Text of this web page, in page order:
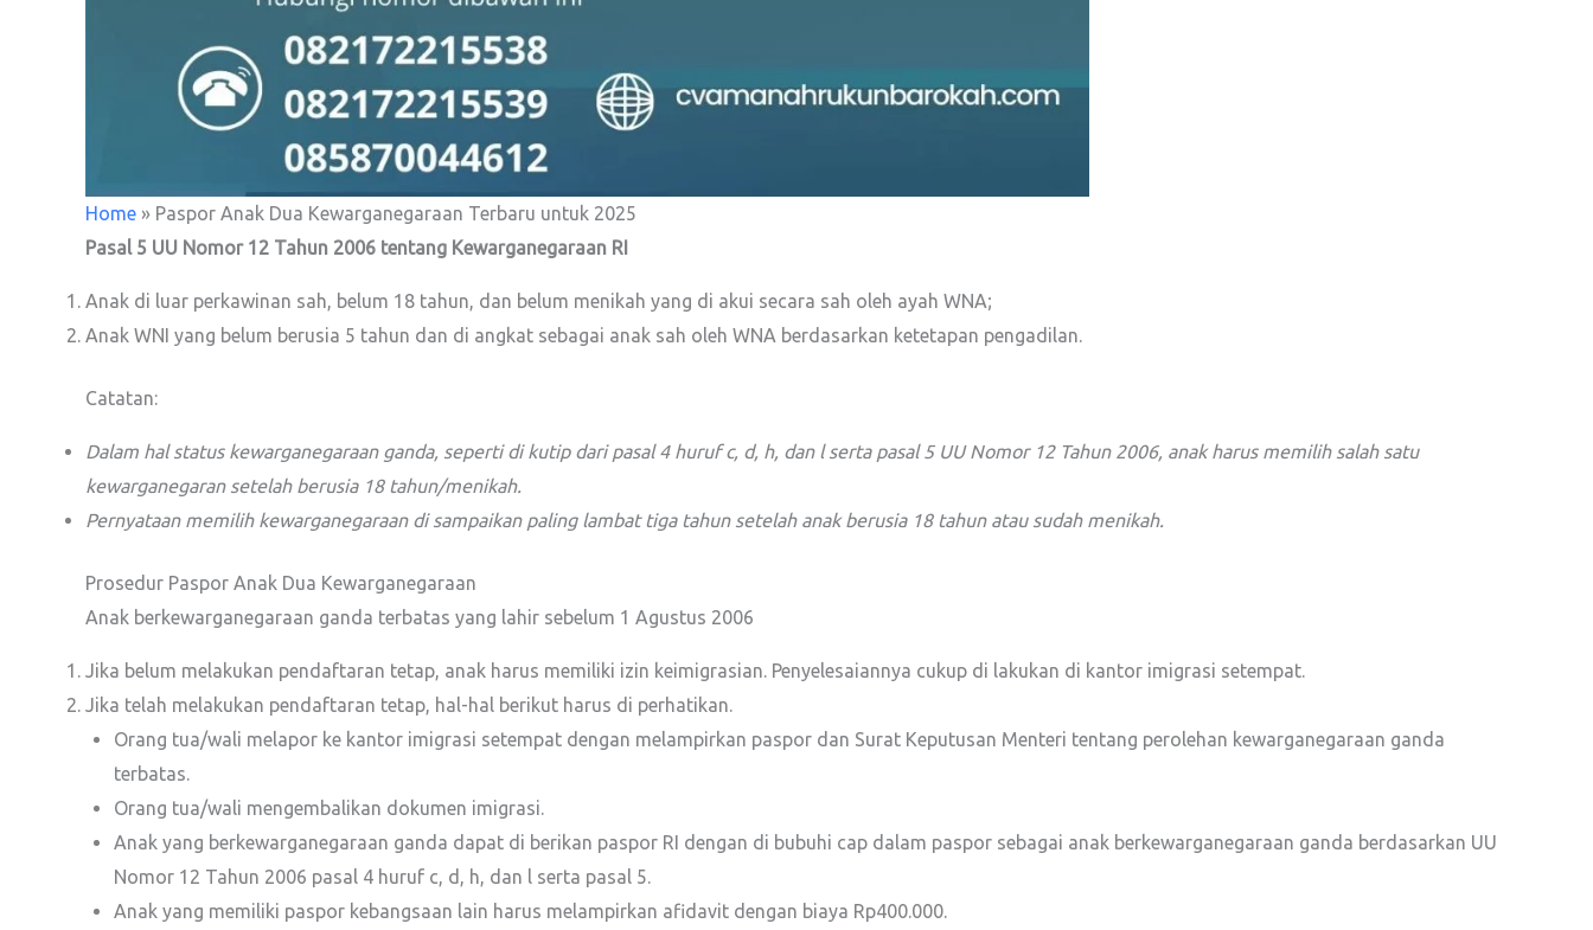
Home » Paspor Anak Dua Kewarganegaraan Terbaru untuk 2025
Pasal 5 UU Nomor 12 Tahun 2006 tentang Kewarganegaraan RI
Anak di luar perkawinan sah, belum 18 tahun, dan belum menikah yang di akui secara sah oleh ayah WNA;
Anak WNI yang belum berusia 5 tahun dan di angkat sebagai anak sah oleh WNA berdasarkan ketetapan pengadilan.
Catatan:
Dalam hal status kewarganegaraan ganda, seperti di kutip dari pasal 4 huruf c, d, h, dan l serta pasal 5 UU Nomor 12 Tahun 2006, anak harus memilih salah satu
kewarganegaran setelah berusia 18 tahun/menikah.
Pernyataan memilih kewarganegaraan di sampaikan paling lambat tiga tahun setelah anak berusia 18 tahun atau sudah menikah.
Prosedur Paspor Anak Dua Kewarganegaraan
Anak berkewarganegaraan ganda terbatas yang lahir sebelum 1 Agustus 2006
Jika belum melakukan pendaftaran tetap, anak harus memiliki izin keimigrasian. Penyelesaiannya cukup di lakukan di kantor imigrasi setempat.
Jika telah melakukan pendaftaran tetap, hal-hal berikut harus di perhatikan.
Orang tua/wali melapor ke kantor imigrasi setempat dengan melampirkan paspor dan Surat Keputusan Menteri tentang perolehan kewarganegaraan ganda
terbatas.
Orang tua/wali mengembalikan dokumen imigrasi.
Anak yang berkewarganegaraan ganda dapat di berikan paspor RI dengan di bubuhi cap dalam paspor sebagai anak berkewarganegaraan ganda berdasarkan UU
Nomor 12 Tahun 2006 pasal 4 huruf c, d, h, dan l serta pasal 5.
Anak yang memiliki paspor kebangsaan lain harus melampirkan afidavit dengan biaya Rp400.000.